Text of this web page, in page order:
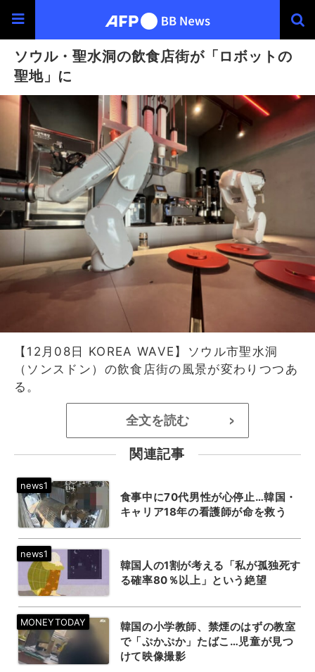
ソウル・聖水洞の飲食店街が「ロボットの
聖地」に
【12月08日 KOREA WAVE】ソウル市聖水洞
（ソンスドン）の飲食店街の風景が変わりつつあ
る。
全文を読む >
関連記事
食事中に70代男性が心停止…韓国・
キャリア18年の看護師が命を救う
韓国人の1割が考える「私が孤独死す
る確率80％以上」という絶望
韓国の小学教師、禁煙のはずの教室
で「ぷかぷか」たばこ…児童が見つ
けて映像撮影